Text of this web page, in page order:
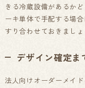
きる冷蔵設備があるか
ーキ単体で手配する場
すり合わせておきましょ
デザイン確定ま
法人向けオーダーメイ